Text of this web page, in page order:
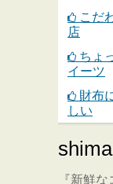
こだ
店
ちょ
イーツ
財布
しい
shima
『新鮮